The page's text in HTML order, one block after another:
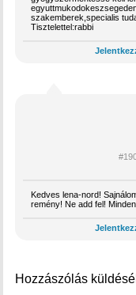
szakemberek,specialis
Tisztelettel:rabbi
Kedves lena-nord!
remény! Ne add fel!
Hozzászólás